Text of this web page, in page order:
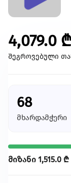
შექმენი
გაეცი მეტი
ყველა
4,079.0
შეგროვებული
68
მხარდამჭერი
მიზანი 1,515.0 ₾